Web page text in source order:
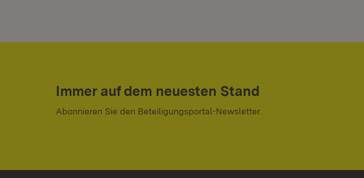
Immer auf dem neuesten Stand
Abonnieren Sie den Beteiligungsportal-Newsletter.